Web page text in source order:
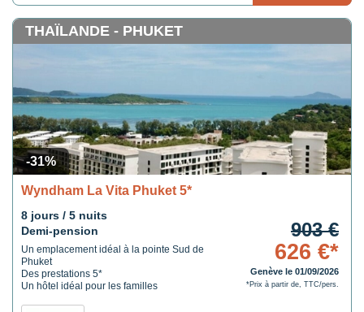
-31%
THAÏLANDE - PHUKET
Wyndham La Vita Phuket 5*
8 jours / 5 nuits
Demi-pension
Un emplacement idéal à la pointe Sud de
Phuket
Des prestations 5*
Un hôtel idéal pour les familles
903 €
626 €*
Genève le 01/09/2026
*Prix à partir de, TTC/pers.